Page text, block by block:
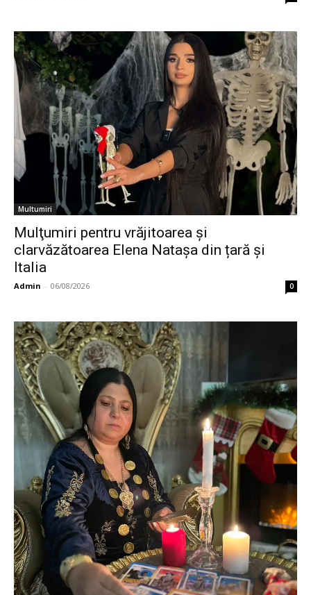
Multumiri
Mulţumiri pentru vrăjitoarea și
clarvăzătoarea Elena Natașa din țară și
Italia
Admin - 06/08/2026 0